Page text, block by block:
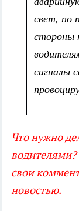
свет, по
стороны
сигналы
Что нужно
водителями?
свои
новостью.